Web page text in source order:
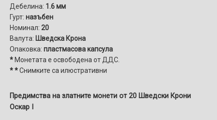
Дебелина: 1.6 мм
Гурт: назъбен
Номинал: 20
Валута: Шведска Крона
Опаковка: пластмасова капсула
*Монетата е освободена от ДДС.
* *Снимките са илюстративни
Предимства на златните монети от 20 Шведски Крони
Оскар I